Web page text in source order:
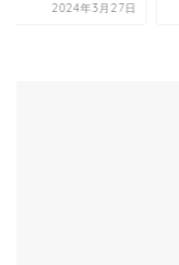
2024年3月25日